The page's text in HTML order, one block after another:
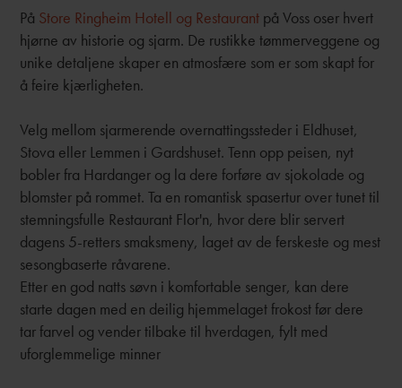
På Store Ringheim Hotell og Restaurant på Voss oser hvert
hjørne av historie og sjarm. De rustikke tømmerveggene og
unike detaljene skaper en atmosfære som er som skapt for
å feire kjærligheten.
Velg mellom sjarmerende overnattingssteder i Eldhuset,
Stova eller Lemmen i Gardshuset. Tenn opp peisen, nyt
bobler fra Hardanger og la dere forføre av sjokolade og
blomster på rommet. Ta en romantisk spasertur over tunet til
stemningsfulle Restaurant Flor'n, hvor dere blir servert
dagens 5-retters smaksmeny, laget av de ferskeste og mest
sesongbaserte råvarene.
Etter en god natts søvn i komfortable senger, kan dere
starte dagen med en deilig hjemmelaget frokost før dere
tar farvel og vender tilbake til hverdagen, fylt med
uforglemmelige minner